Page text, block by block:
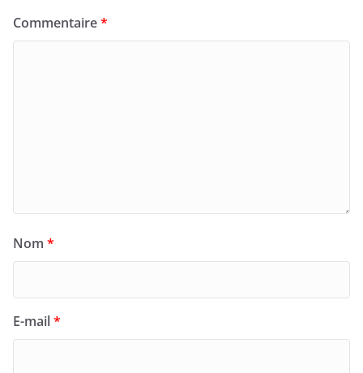
Commentaire*
Nom *
E-mail*